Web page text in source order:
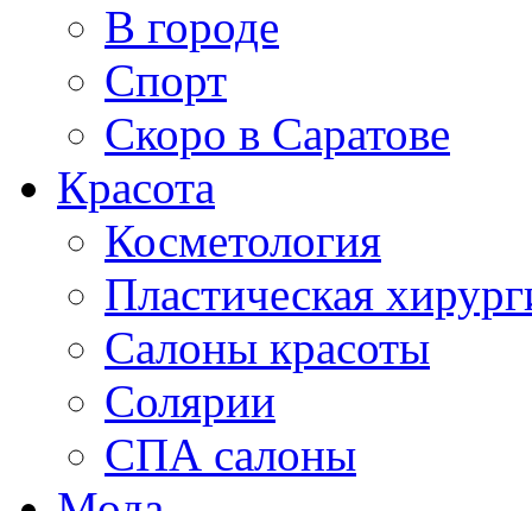
В городе
Спорт
Скоро в Саратове
Красота
Косметология
Пластическая
Салоны красоты
Солярии
СПА салоны